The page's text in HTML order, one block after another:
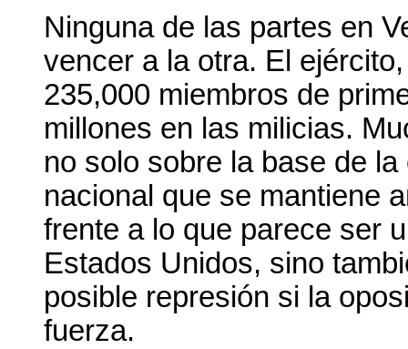
Ninguna de las partes en
vencer a la otra. El
235,000 miembros de
millones en las milicias.
no solo sobre la base de
nacional que se mantiene
frente a lo que parece ser
Estados Unidos, sino
posible represión si la
fuerza.